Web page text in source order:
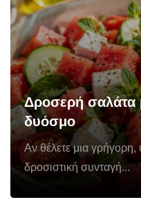
Δροσερή σαλάτα
δυόσμο
Αν θέλετε μια γρήγορη,
δροσιστική συνταγή...